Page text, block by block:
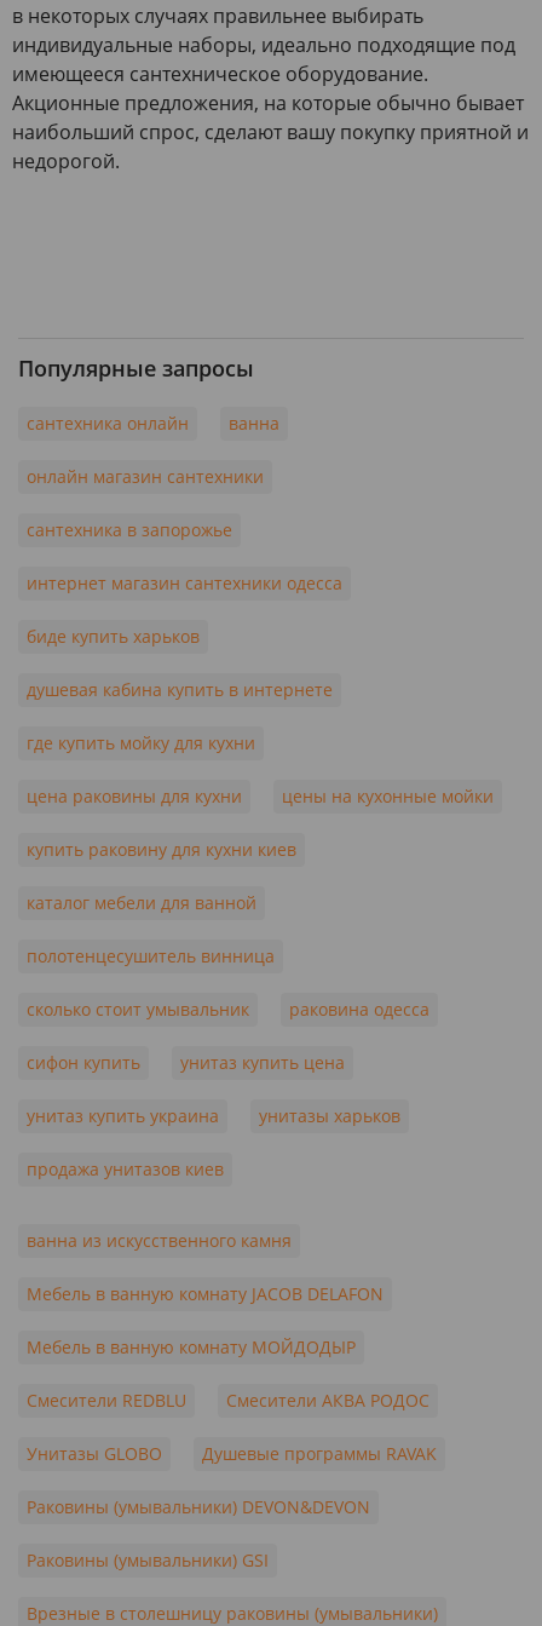
в некоторых случаях правильнее выбирать
индивидуальные наборы, идеально подходящие под
имеющееся сантехническое оборудование.
Акционные предложения, на которые обычно бывает
наибольший спрос, сделают вашу покупку приятной и
недорогой.
Популярные запросы
сантехника онлайн ванна
онлайн магазин сантехники
сантехника в запорожье
интернет магазин сантехники одесса
биде купить харьков
душевая кабина купить в интернете
где купить мойку для кухни
цена раковины для кухни цены на кухонные мойки
купить раковину для кухни киев
каталог мебели для ванной
полотенцесушитель винница
сколько стоит умывальник раковина одесса
сифон купить унитаз купить цена
унитаз купить украина унитазы харьков
продажа унитазов киев
ванна из искусственного камня
Мебель в ванную комнату JACOB DELAFON
Мебель в ванную комнату МОЙДОДЫР
Смесители REDBLU Смесители АКВА РОДОС
Унитазы GLOBO Душевые программы RAVAK
Раковины (умывальники) DEVON&DEVON
Раковины (умывальники) GSI
Врезные в столешницу раковины (умывальники)